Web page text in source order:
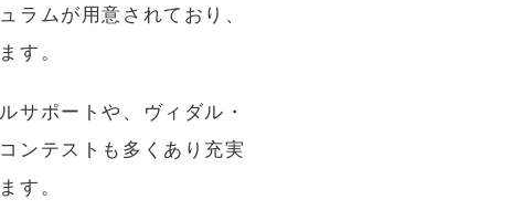
ラムが用意されており、
す。
サポートや、ヴィダル・
ンテストも多くあり充実
す。